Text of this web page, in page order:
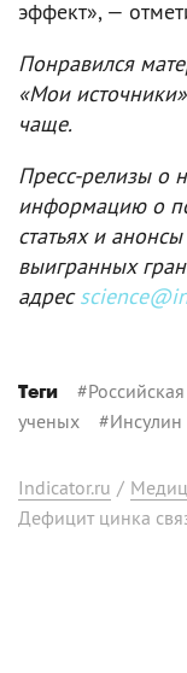
эффект», —
Понравился
«Мои
чаще.
Пресс-релизы о
информацию о
статьях и
выигранных
адрес
Теги #
ученых #Инсулин
Indicator.ru /
Дефицит цинка